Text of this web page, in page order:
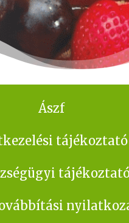
Ászf
tájékoztató